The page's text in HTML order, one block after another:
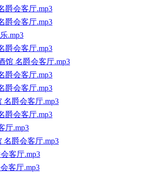
爵会客厅.mp3
爵会客厅.mp3
.mp3
爵会客厅.mp3
馆 名爵会客厅.mp3
爵会客厅.mp3
爵会客厅.mp3
名爵会客厅.mp3
爵会客厅.mp3
厅.mp3
名爵会客厅.mp3
客厅.mp3
客厅.mp3